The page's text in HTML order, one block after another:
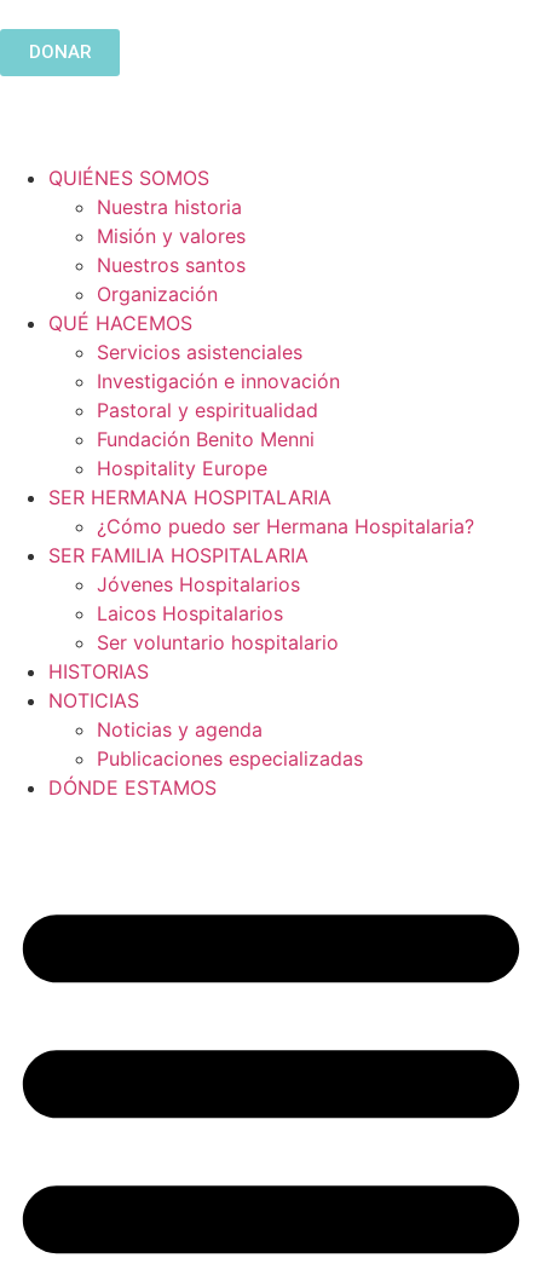
DONAR
QUIÉNES SOMOS
Nuestra historia
Misión y valores
Nuestros santos
Organización
QUÉ HACEMOS
Servicios asistenciales
Investigación e innovación
Pastoral y espiritualidad
Fundación Benito Menni
Hospitality Europe
SER HERMANA HOSPITALARIA
¿Cómo puedo ser Hermana Hospitalaria?
SER FAMILIA HOSPITALARIA
Jóvenes Hospitalarios
Laicos Hospitalarios
Ser voluntario hospitalario
HISTORIAS
NOTICIAS
Noticias y agenda
Publicaciones especializadas
DÓNDE ESTAMOS